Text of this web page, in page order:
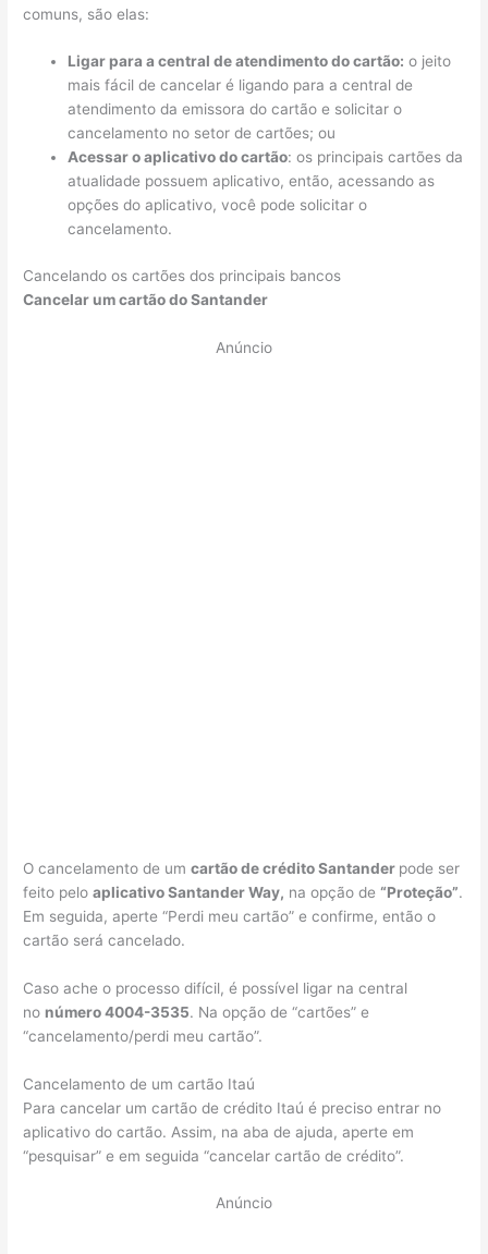
comuns, são elas:
Ligar para a central de atendimento do cartão: o jeito
mais fácil de cancelar é ligando para a central de
atendimento da emissora do cartão e solicitar o
cancelamento no setor de cartões; ou
Acessar o aplicativo do cartão: os principais cartões da
atualidade possuem aplicativo, então, acessando as
opções do aplicativo, você pode solicitar o
cancelamento.
Cancelando os cartões dos principais bancos
Cancelar um cartão do Santander
Anúncio
O cancelamento de umcartão de crédito Santander pode ser
feito peloaplicativo Santander Way, na opção de“Proteção”.
Em seguida, aperte “Perdi meu cartão” e confirme, então o
cartão será cancelado.
Caso ache o processo difícil, é possível ligar na central
no número 4004-3535. Na opção de “cartões” e
“cancelamento/perdi meu cartão”.
Cancelamento de um cartão Itaú
Para cancelar um cartão de crédito Itaú é preciso entrar no
aplicativo do cartão. Assim, na aba de ajuda, aperte em
“pesquisar” e em seguida “cancelar cartão de crédito”.
Anúncio